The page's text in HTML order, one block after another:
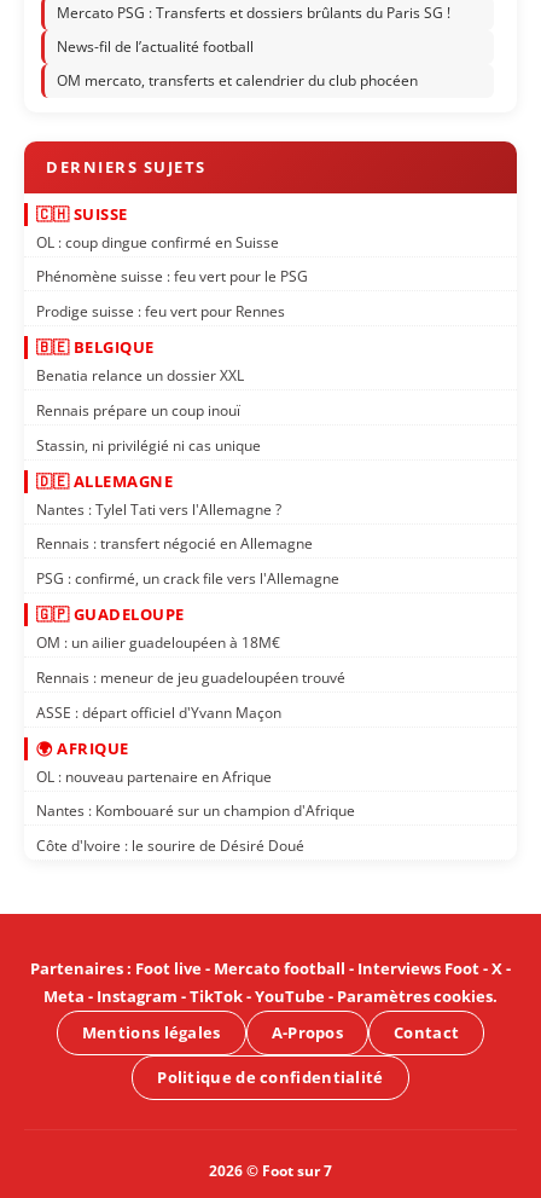
Mercato PSG : Transferts et dossiers brûlants du Paris SG !
News-fil de l’actualité football
OM mercato, transferts et calendrier du club phocéen
🇨🇭 SUISSE
OL : coup dingue confirmé en Suisse
Phénomène suisse : feu vert pour le PSG
Prodige suisse : feu vert pour Rennes
🇧🇪 BELGIQUE
Benatia relance un dossier XXL
Rennais prépare un coup inouï
Stassin, ni privilégié ni cas unique
🇩🇪 ALLEMAGNE
Nantes : Tylel Tati vers l'Allemagne ?
Rennais : transfert négocié en Allemagne
PSG : confirmé, un crack file vers l'Allemagne
🇬🇵 GUADELOUPE
OM : un ailier guadeloupéen à 18M€
Rennais : meneur de jeu guadeloupéen trouvé
ASSE : départ officiel d'Yvann Maçon
🌍 AFRIQUE
OL : nouveau partenaire en Afrique
Nantes : Kombouaré sur un champion d'Afrique
Côte d'Ivoire : le sourire de Désiré Doué
Partenaires: Foot live- Mercato football - Interviews Foot-X-
Meta - Instagram -TikTok-YouTube- Paramètres cookies.
Mentions légales
A-Propos Contact
Politique de confidentialité
2026 © Foot sur 7